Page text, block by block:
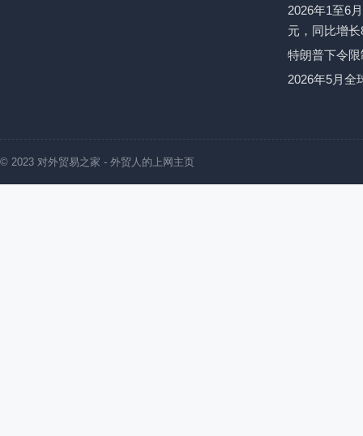
2026年1至6
元，同比增
特朗普下令
2026年5月全
© 2023 对外贸易之家 - 外贸人的上网主页